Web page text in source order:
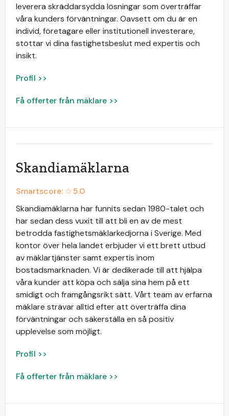
leverera skräddarsydda lösningar som överträffar
våra kunders förväntningar. Oavsett om du är en
individ, företagare eller institutionell investerare,
stöttar vi dina fastighetsbeslut med expertis och
insikt.
Profil >>
Få offerter från mäklare >>
Skandiamäklarna
Smartscore: ☆5.0
Skandiamäklarna har funnits sedan 1980-talet och
har sedan dess vuxit till att bli en av de mest
betrodda fastighetsmäklarkedjorna i Sverige. Med
kontor över hela landet erbjuder vi ett brett utbud
av mäklartjänster samt expertis inom
bostadsmarknaden. Vi är dedikerade till att hjälpa
våra kunder att köpa och sälja sina hem på ett
smidigt och framgångsrikt sätt. Vårt team av erfarna
mäklare strävar alltid efter att överträffa dina
förväntningar och säkerställa en så positiv
upplevelse som möjligt.
Profil >>
Få offerter från mäklare >>